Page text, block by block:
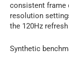
consistent frame
resolution
the 120Hz
Synthetic